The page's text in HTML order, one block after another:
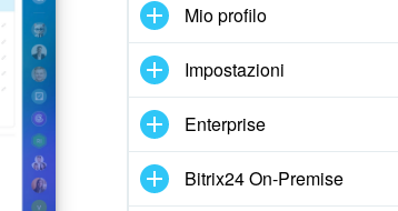
Mio profilo
Impostazioni
Enterprise
Bitrix24 On-Premise